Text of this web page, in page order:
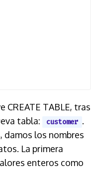
CREATE TABLE, tras
tabla:
customer .
damos los nombres
La primera
enteros como